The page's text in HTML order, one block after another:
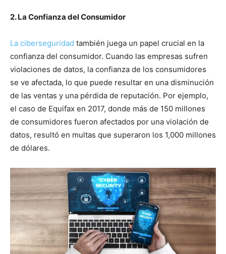
2. La Confianza del Consumidor
La ciberseguridad también juega un papel crucial en la
confianza del consumidor. Cuando las empresas sufren
violaciones de datos, la confianza de los consumidores
se ve afectada, lo que puede resultar en una disminución
de las ventas y una pérdida de reputación. Por ejemplo,
el caso de Equifax en 2017, donde más de 150 millones
de consumidores fueron afectados por una violación de
datos, resultó en multas que superaron los 1,000 millones
de dólares.